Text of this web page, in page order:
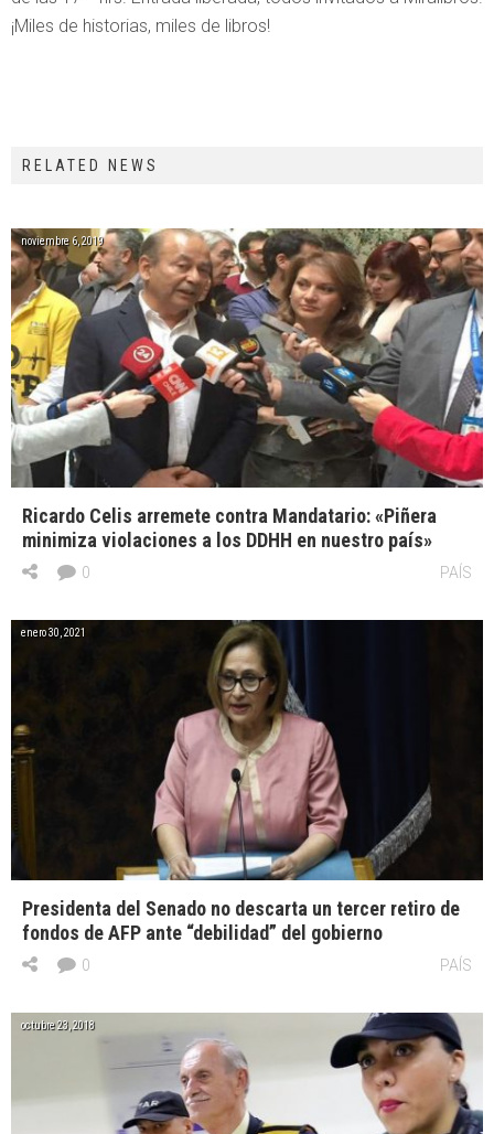
¡Miles de historias, miles de libros!
RELATED NEWS
noviembre 6, 2019
Ricardo Celis arremete contra Mandatario: «Piñera
minimiza violaciones a los DDHH en nuestro país»
PAÍS
0
enero 30, 2021
Presidenta del Senado no descarta un tercer retiro de
fondos de AFP ante “debilidad” del gobierno
PAÍS
0
octubre 23, 2018